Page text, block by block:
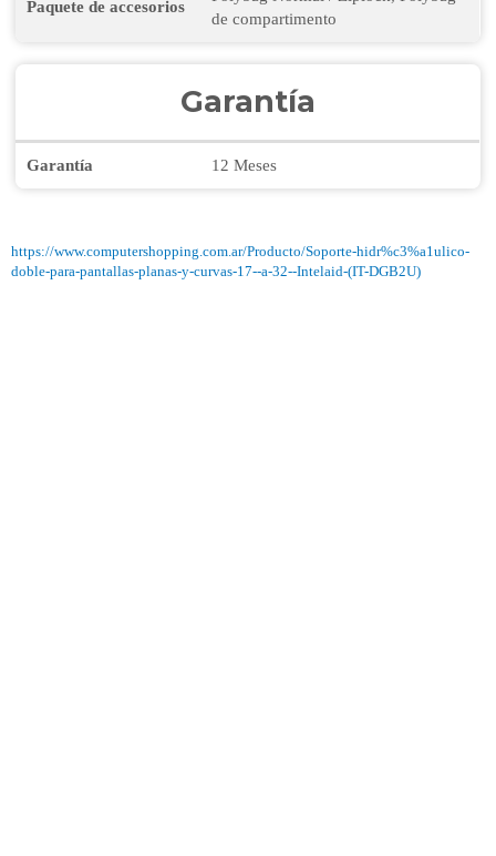
Paquete de accesorios
de compartimento
Garantía
Garantía 12 Meses
https://www.computershopping.com.ar/Producto/Soporte-hidr%c3%a1ulico-
doble-para-pantallas-planas-y-curvas-17--a-32--Intelaid-(IT-DGB2U)